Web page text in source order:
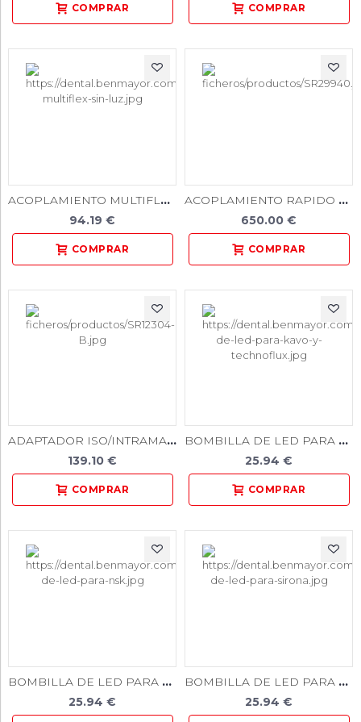
ACOPLAMIENTO MULTIFLEX SIN LUZ
94.19 €
ACOPLAMIENTO RAPIDO R (LED) PARA TURBINAS T1/T2
650.00 €
ADAPTADOR ISO/INTRAMATIC & OSADA HL
139.10 €
BOMBILLA DE LED PARA KAVO Y TECHNOFLUX
25.94 €
BOMBILLA DE LED PARA NSK
25.94 €
BOMBILLA DE LED PARA SIRONA
25.94 €